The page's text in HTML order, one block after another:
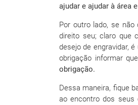
ajudar e ajudar à área
Por outro lado, se não
direito seu; claro que
desejo de engravidar,
obrigação informar
obrigação.
Dessa maneira, fique
ao encontro dos seus